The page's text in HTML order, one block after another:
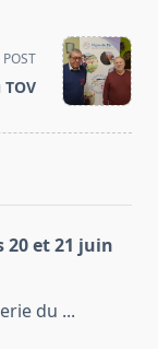
POST
20 et 21 juin
du ...